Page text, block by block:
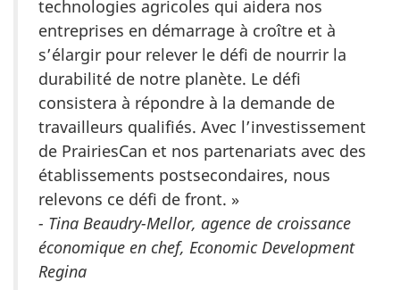
technologies agricoles qui aidera nos
entreprises en démarrage à croître et à
s’élargir pour relever le défi de nourrir la
durabilité de notre planète. Le défi
consistera à répondre à la demande de
travailleurs qualifiés. Avec l’investissement
de PrairiesCan et nos partenariats avec des
établissements postsecondaires, nous
relevons ce défi de front. »
- Tina Beaudry-Mellor, agence de croissance
économique en chef, Economic Development
Regina